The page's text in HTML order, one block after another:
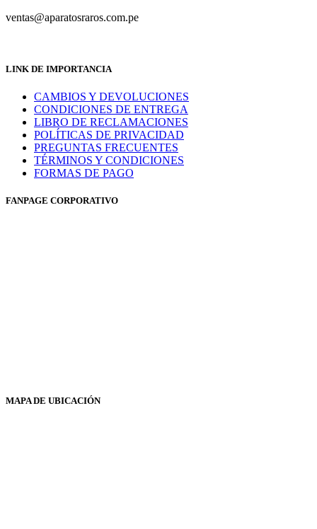
ventas@aparatosraros.com.pe
LINK DE IMPORTANCIA
CAMBIOS Y DEVOLUCIONES
CONDICIONES DE ENTREGA
LIBRO DE RECLAMACIONES
POLÍTICAS DE PRIVACIDAD
PREGUNTAS FRECUENTES
TÉRMINOS Y CONDICIONES
FORMAS DE PAGO
FANPAGE CORPORATIVO
MAPA DE UBICACIÓN